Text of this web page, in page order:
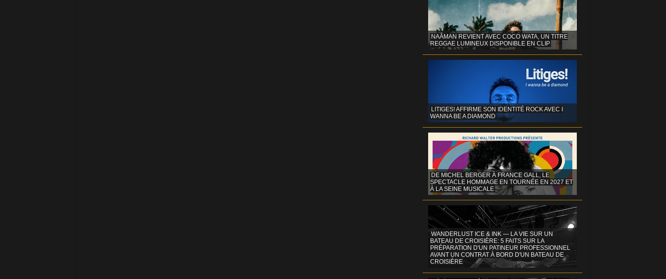
NAÂMAN REVIENT AVEC COCO WATA, UN TITRE
REGGAE LUMINEUX DISPONIBLE EN CLIP
LITIGES! AFFIRME SON IDENTITÉ ROCK AVEC I
WANNA BE A DIAMOND
DE MICHEL BERGER À FRANCE GALL, LE
SPECTACLE HOMMAGE EN TOURNÉE EN 2027 ET
À LA SEINE MUSICALE
WANDERLUST ICE & INK — LA VIE SUR UN
BATEAU DE CROISIÈRE: 5 FAITS SUR LA
PRÉPARATION D'UN PATINEUR PROFESSIONNEL
AVANT UN CONTRAT À BORD D'UN BATEAU DE
CROISIÈRE